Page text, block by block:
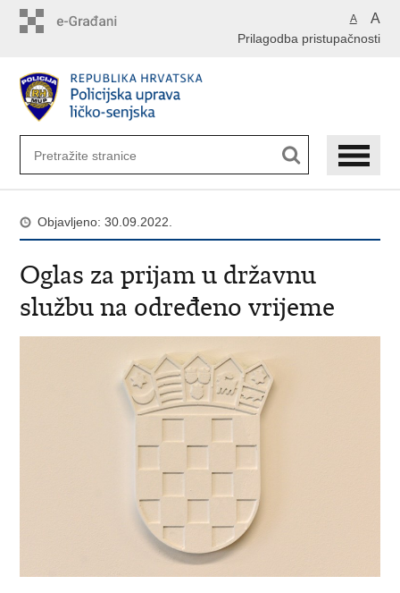
A A
Prilagodba pristupačnosti
Objavljeno: 30.09.2022.
Oglas za prijam u državnu
službu na određeno vrijeme